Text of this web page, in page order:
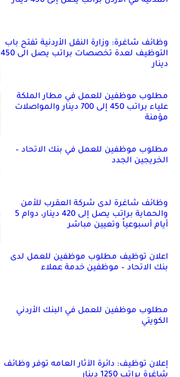
وظائف شاغرة: وزارة النقل الأردنية تفتح باب
التوظيف لعدة تخصصات براتب يصل الى 450
دينار
مطلوب موظفين للعمل في مطار الملكة
علياء براتب 450 إلى 700 دينار والمواصلات
مؤمنة
مطلوب موظفين للعمل في بنك الاتحاد –
الخريجين الجدد
وظائف شاغرة لدى شركة العقرب للأمن
والحماية براتب يصل إلى 420 دينار، دوام 5
أيام أسبوعياً وتعيين مباشر
اعلان توظيف مطلوب موظفين للعمل لدى
بنك الاتحاد – موظفين خدمة عملاء
مطلوب موظفين للعمل في البنك الأردني
الكويتي
إعلان توظيف: دائرة الآثار العامه توفر وظائف
شاغرة براتب 1250 دينار